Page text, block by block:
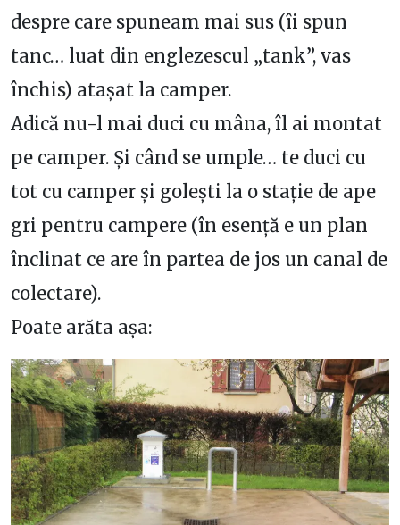
despre care spuneam mai sus (îi spun
tanc… luat din englezescul „tank”, vas
închis) atașat la camper.
Adică nu-l mai duci cu mâna, îl ai montat
pe camper. Și când se umple… te duci cu
tot cu camper și golești la o stație de ape
gri pentru campere (în esență e un plan
înclinat ce are în partea de jos un canal de
colectare).
Poate arăta așa: